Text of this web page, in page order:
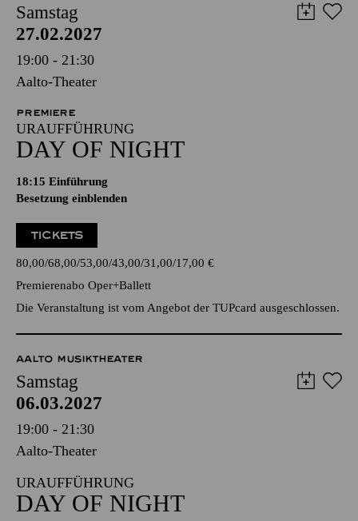
Samstag
27.02.2027
19:00 - 21:30
Aalto-Theater
PREMIERE
URAUFFÜHRUNG
DAY OF NIGHT
18:15 Einführung
Besetzung einblenden
TICKETS
80,00 68,00 53,00 43,00 31,00 17,00 €
Premierenabo Oper+Ballett
Die Veranstaltung ist vom Angebot der TUPcard ausgeschlossen.
AALTO MUSIKTHEATER
Samstag
06.03.2027
19:00 - 21:30
Aalto-Theater
URAUFFÜHRUNG
DAY OF NIGHT